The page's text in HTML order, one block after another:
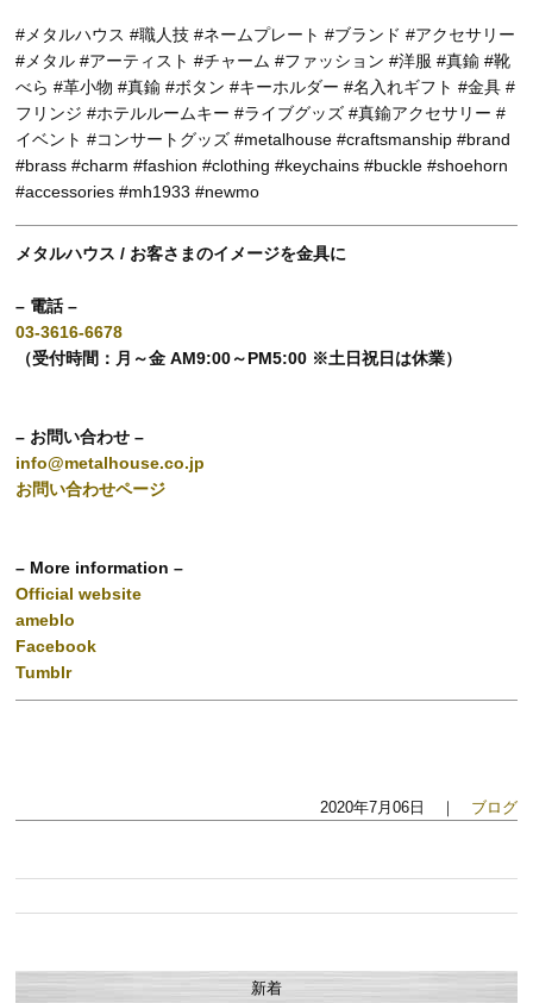
#メタルハウス #職人技 #ネームプレート #ブランド #アクセサリー
#メタル #アーティスト #チャーム #ファッション #洋服 #真鍮 #靴
べら #革小物 #真鍮 #ボタン #キーホルダー #名入れギフト #金具 #
フリンジ #ホテルルームキー #ライブグッズ #真鍮アクセサリー #
イベント #コンサートグッズ #metalhouse #craftsmanship #brand
#brass #charm #fashion #clothing #keychains #buckle #shoehorn
#accessories #mh1933 #newmo
メタルハウス / お客さまのイメージを金具に
– 電話 –
03-3616-6678
（受付時間：月～金 AM9:00～PM5:00 ※土日祝日は休業）
– お問い合わせ –
info@metalhouse.co.jp
お問い合わせページ
– More information –
Official website
ameblo
Facebook
Tumblr
2020年7月06日 ｜ ブログ
新着